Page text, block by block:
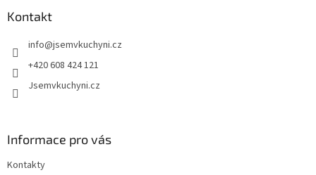
Kontakt
info@jsemvkuchyni.cz
+420 608 424 121
Jsemvkuchyni.cz
Informace pro vás
Kontakty